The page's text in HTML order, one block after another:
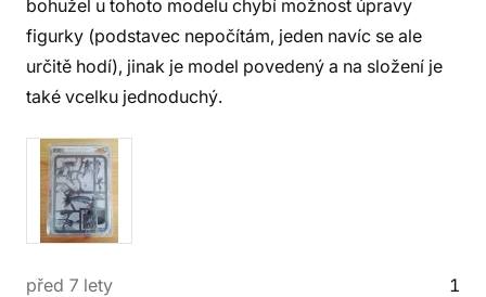
bohužel u tohoto modelu chybí možnost úpravy
figurky (podstavec nepočítám, jeden navíc se ale
určitě hodí), jinak je model povedený a na složení je
také vcelku jednoduchý.
před 7 lety 1